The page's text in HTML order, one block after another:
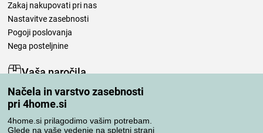
Načela in varstvo zasebnosti
pri 4home.si
4home.si prilagodimo vašim potrebam.
Glede na vaše vedenje na spletni strani
Zakaj nakupovati pri nas
Nastavitve zasebnosti
Pogoji poslovanja
Nega posteljnine
Vaša naročila
Moj račun
Pregled naročil
Reklamacija